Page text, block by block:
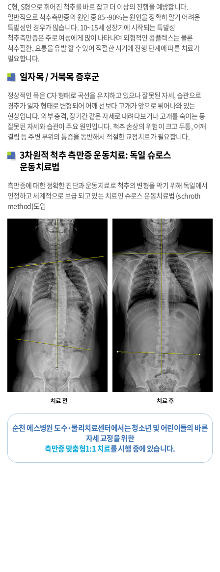
C형, S형으로 휘어진 척추를 바로 잡고 더 이상의 진행을 예방합니다.
일반적으로 척추측만증의 원인 중 85~90%는 원인을 정확히 알기 어려운
특발성인 경우가 많습니다. 10~15세 성장기에 시작되는 특발성
척추측만증은 주로 여성에게 많이 나타나며 외형적인 콤플렉스는 물론
척추질환, 요통을 유발 할 수 있어 적절한 시기에 진행 단계에 따른 치료가
필요합니다.
일자목 / 거북목 증후군
정상적인 목은 C자 형태로 곡선을 유지하고 있으나 잘못된 자세, 습관으로
경추가 일자 형태로 변형되어 어깨 선보다 고개가 앞으로 튀어나와 있는
현상입니다. 외부 충격, 장기간 같은 자세로 내려다보거나 고개를 숙이는 등
잘못된 자세와 습관이 주요 원인입니다. 척추 손상의 위험이 크고 두통, 어깨
결림 등 주변 부위의 통증을 동반해서 적절한 교정치료가 필요합니다.
3차원적 척추 측만증 운동치료: 독일 슈로스
운동치료법
측만증에 대한 정확한 진단과 운동치료로 척추의 변형을 막기 위해 독일에서
인정하고 세계적으로 보급 되고 있는 치료인 슈로스 운동치료법 (schroth
method)도입
순천 에스병원 도수·물리치료센터에서는 청소년 및 어린이들의 바른
자세 교정을 위한
측만증 맞춤형1:1 치료를 시행 중에 있습니다.